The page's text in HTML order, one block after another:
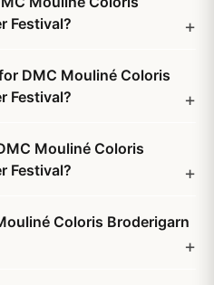
Festival?
DMC Mouliné Coloris
Festival?
Mouliné Coloris
Festival?
Coloris Broderigarn